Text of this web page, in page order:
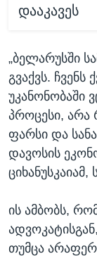
დააკავეს
„ბელარუსში
გვაქვს. ჩვენს
უკანონობაში
პროცესი,
ფარსი და
დავოსის
ის ამბობს,
თუმცა